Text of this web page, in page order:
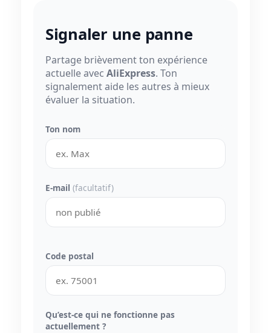
Signaler une panne
Partage brièvement ton expérience
actuelle avec AliExpress. Ton
signalement aide les autres à mieux
évaluer la situation.
Ton nom
E-mail (facultatif)
Code postal
Qu’est-ce qui ne fonctionne pas
actuellement ?